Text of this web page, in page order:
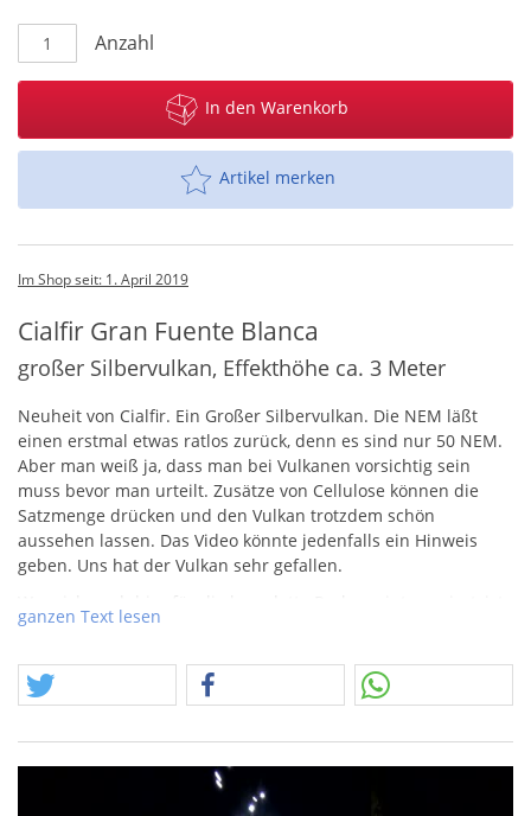
Anzahl
In den Warenkorb
Artikel merken
Im Shop seit: 1. April 2019
Cialfir Gran Fuente Blanca
großer Silbervulkan, Effekthöhe ca. 3 Meter
Neuheit von Cialfir. Ein Großer Silbervulkan. Die NEM läßt
einen erstmal etwas ratlos zurück, denn es sind nur 50 NEM.
Aber man weiß ja, dass man bei Vulkanen vorsichtig sein
muss bevor man urteilt. Zusätze von Cellulose können die
Satzmenge drücken und den Vulkan trotzdem schön
aussehen lassen. Das Video könnte jedenfalls ein Hinweis
geben. Uns hat der Vulkan sehr gefallen.
Wer sich auch hier für die komplette Packung interessiert, ist
mit 4 Stück bestellen ziemlich passend beraten.
ganzen Text lesen